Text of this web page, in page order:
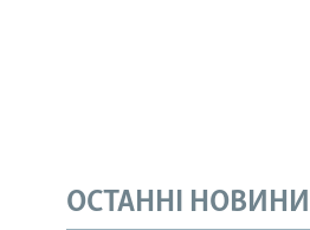
ОСТАННІ НОВИНИ